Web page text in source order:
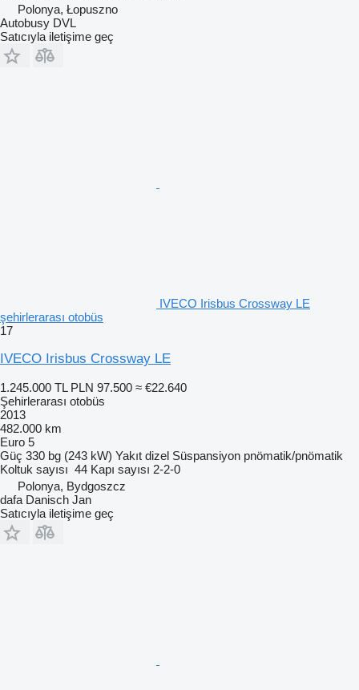
Polonya, Łopuszno
Autobusy DVL
Satıcıyla iletişime geç
IVECO Irisbus Crossway LE
şehirlerarası otobüs
17
IVECO Irisbus Crossway LE
1.245.000 TL PLN 97.500 ≈ €22.640
Şehirlerarası otobüs
2013
482.000 km
Euro 5
Güç 330 bg (243 kW) Yakıt dizel Süspansiyon pnömatik/pnömatik
Koltuk sayısı 44 Kapı sayısı 2-2-0
Polonya, Bydgoszcz
dafa Danisch Jan
Satıcıyla iletişime geç